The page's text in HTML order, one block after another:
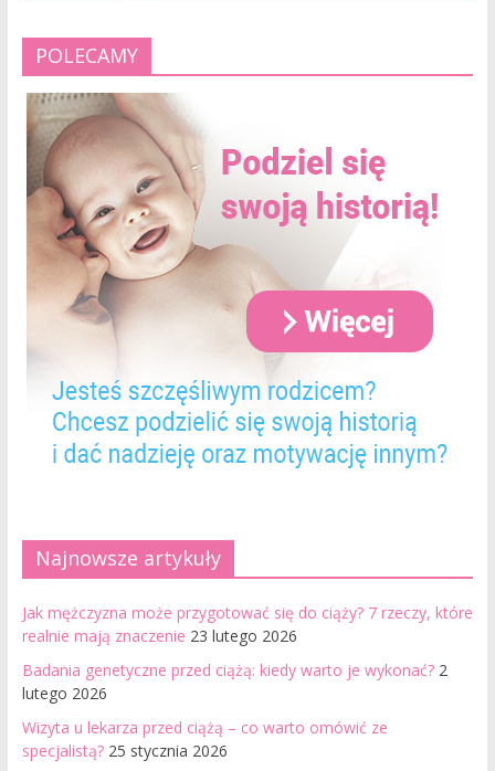
POLECAMY
Najnowsze artykuły
Jak mężczyzna może przygotować się do ciąży? 7 rzeczy, które
realnie mają znaczenie 23 lutego 2026
Badania genetyczne przed ciążą: kiedy warto je wykonać? 2
lutego 2026
Wizyta u lekarza przed ciążą – co warto omówić ze
specjalistą? 25 stycznia 2026